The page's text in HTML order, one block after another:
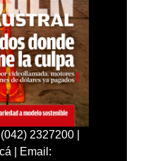
2327200 |
| Email: